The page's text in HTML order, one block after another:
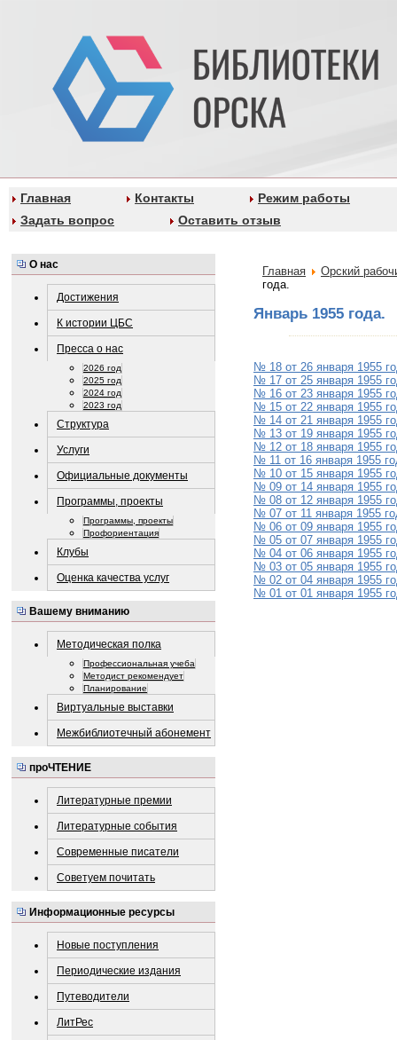
Главная Контакты
Режим работы
Задать вопрос
Оставить отзыв
О нас
Достижения
К истории ЦБС
Пресса о нас
2026 год
2025 год
2024 год
2023 год
Структура
Услуги
Официальные документы
Программы, проекты
Программы, проекты
Профориентация
Клубы
Оценка качества услуг
Вашему вниманию
Методическая полка
Профессиональная учеба
Методист рекомендует
Планирование
Виртуальные выставки
Межбиблиотечный абонемент
проЧТЕНИЕ
Литературные премии
Литературные события
Современные писатели
Советуем почитать
Информационные ресурсы
Новые поступления
Периодические издания
Путеводители
ЛитРес
Главная
Орский
года.
Январь 1955 года.
№ 18 от 26 января 1955
№ 17 от 25 января 1955
№ 16 от 23 января 1955
№ 15 от 22 января 1955
№ 14 от 21 января 1955
№ 13 от 19 января 1955
№ 12 от 18 января 1955
№ 11 от 16 января 1955
№ 10 от 15 января 1955
№ 09 от 14 января 1955
№ 08 от 12 января 1955
№ 07 от 11 января 1955
№ 06 от 09 января 1955
№ 05 от 07 января 1955
№ 04 от 06 января 1955
№ 03 от 05 января 1955
№ 02 от 04 января 1955
№ 01 от 01 января 1955